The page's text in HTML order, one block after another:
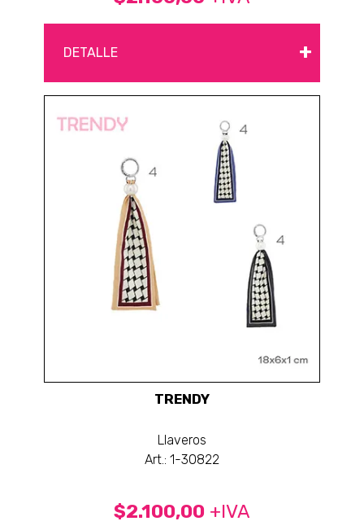
DETALLE +
TRENDY
Llaveros
Art.: 1-30822
$2.100,00 +IVA